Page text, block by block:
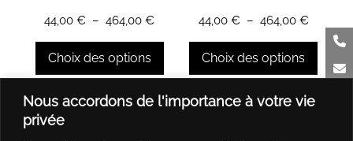
Nous accordons de l'importance à votre vie
privée
page
produit
page
produit
44,00€ – 464,00€
464,00 €
Choix des options
Ce
produit
44,00 € – 464,00 €Plage
44,00 €
464,00
Choix des options
Ce